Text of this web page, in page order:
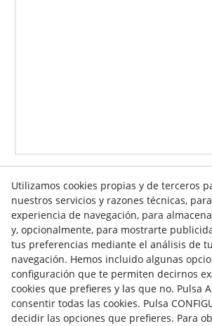
Info venta online
Contacto
Av. Tarragona, s/n
25300 Tàrrega(Lleida)España
Utilizamos cookies propias y de terceros
nuestros servicios y razones técnicas,
experiencia de navegación, para
y, opcionalmente, para mostrarte
tus preferencias mediante el análisis de
navegación. Hemos incluido algunas
configuración que te permiten decirnos
cookies que prefieres y las que no. Pulsa
consentir todas las cookies. Pulsa
decidir las opciones que prefieres. Para